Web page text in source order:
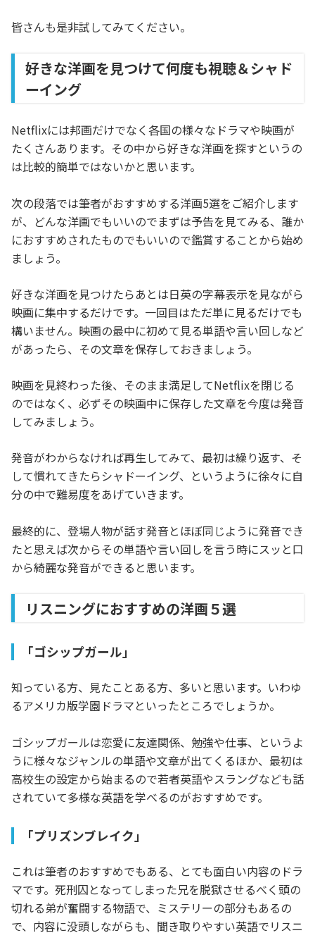
皆さんも是非試してみてください。
好きな洋画を見つけて何度も視聴＆シャド
ーイング
Netflixには邦画だけでなく各国の様々なドラマや映画が
たくさんあります。その中から好きな洋画を探すというの
は比較的簡単ではないかと思います。
次の段落では筆者がおすすめする洋画5選をご紹介します
が、どんな洋画でもいいのでまずは予告を見てみる、誰か
におすすめされたものでもいいので鑑賞することから始め
ましょう。
好きな洋画を見つけたらあとは日英の字幕表示を見ながら
映画に集中するだけです。一回目はただ単に見るだけでも
構いません。映画の最中に初めて見る単語や言い回しなど
があったら、その文章を保存しておきましょう。
映画を見終わった後、そのまま満足してNetflixを閉じる
のではなく、必ずその映画中に保存した文章を今度は発音
してみましょう。
発音がわからなければ再生してみて、最初は繰り返す、そ
して慣れてきたらシャドーイング、というように徐々に自
分の中で難易度をあげていきます。
最終的に、登場人物が話す発音とほぼ同じように発音でき
たと思えば次からその単語や言い回しを言う時にスッと口
から綺麗な発音ができると思います。
リスニングにおすすめの洋画５選
「ゴシップガール」
知っている方、見たことある方、多いと思います。いわゆ
るアメリカ版学園ドラマといったところでしょうか。
ゴシップガールは恋愛に友達関係、勉強や仕事、というよ
うに様々なジャンルの単語や文章が出てくるほか、最初は
高校生の設定から始まるので若者英語やスラングなども話
されていて多様な英語を学べるのがおすすめです。
「プリズンブレイク」
これは筆者のおすすめでもある、とても面白い内容のドラ
マです。死刑囚となってしまった兄を脱獄させるべく頭の
切れる弟が奮闘する物語で、ミステリーの部分もあるの
で、内容に没頭しながらも、聞き取りやすい英語でリスニ